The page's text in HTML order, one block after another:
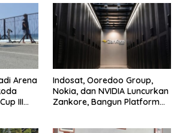
Arena
III
Indosat, Ooredoo Group,
Nokia, dan NVIDIA Luncurkan
Zankore, Bangun Platform